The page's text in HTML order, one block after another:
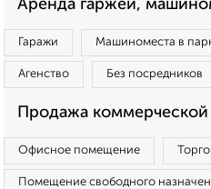
Аренда гаржей,
Гаражи Машиноместа в
Агенство Без посредников
Продажа
Офисное помещение
Помещение свободного